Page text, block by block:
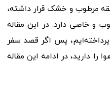
مرطوب و خشک قرار داشته،
و خاصی دارد. در این مقاله
ایم، پس اگر قصد سفر
دارید، در ادامه این مقاله